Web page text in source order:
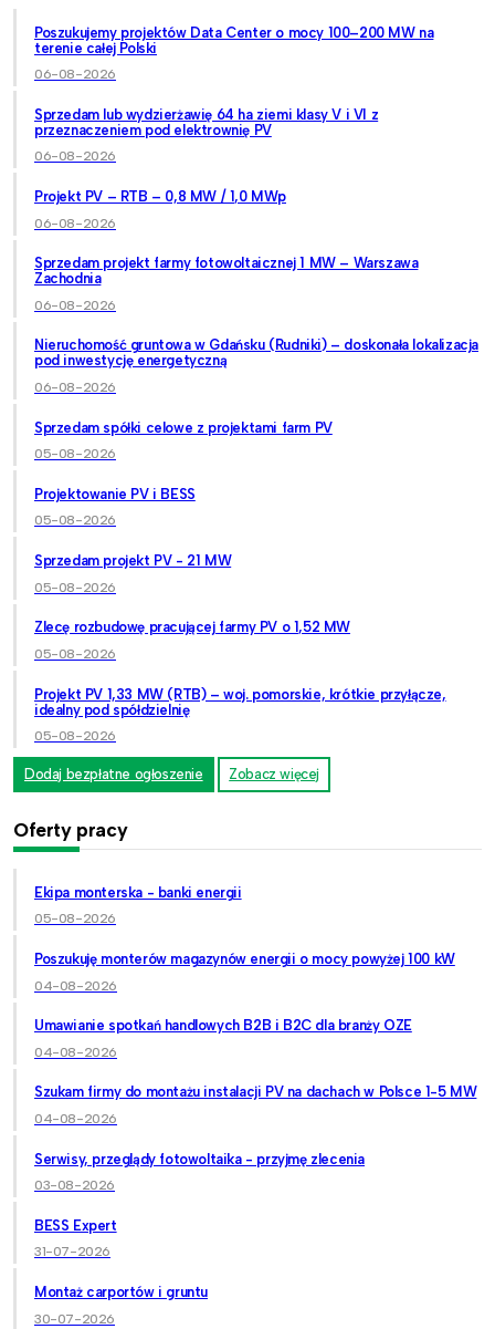
Poszukujemy projektów Data Center o mocy 100–200 MW na
terenie całej Polski
06-08-2026
Sprzedam lub wydzierżawię 64 ha ziemi klasy V i VI z
przeznaczeniem pod elektrownię PV
06-08-2026
Projekt PV – RTB – 0,8 MW / 1,0 MWp
06-08-2026
Sprzedam projekt farmy fotowoltaicznej 1 MW – Warszawa
Zachodnia
06-08-2026
Nieruchomość gruntowa w Gdańsku (Rudniki) – doskonała lokalizacja
pod inwestycję energetyczną
06-08-2026
Sprzedam spółki celowe z projektami farm PV
05-08-2026
Projektowanie PV i BESS
05-08-2026
Sprzedam projekt PV - 21 MW
05-08-2026
Zlecę rozbudowę pracującej farmy PV o 1,52 MW
05-08-2026
Projekt PV 1,33 MW (RTB) – woj. pomorskie, krótkie przyłącze,
idealny pod spółdzielnię
05-08-2026
Dodaj bezpłatne ogłoszenie Zobacz więcej
Oferty pracy
Ekipa monterska - banki energii
05-08-2026
Poszukuję monterów magazynów energii o mocy powyżej 100 kW
04-08-2026
Umawianie spotkań handlowych B2B i B2C dla branży OZE
04-08-2026
Szukam firmy do montażu instalacji PV na dachach w Polsce 1-5 MW
04-08-2026
Serwisy, przeglądy fotowoltaika - przyjmę zlecenia
03-08-2026
BESS Expert
31-07-2026
Montaż carportów i gruntu
30-07-2026